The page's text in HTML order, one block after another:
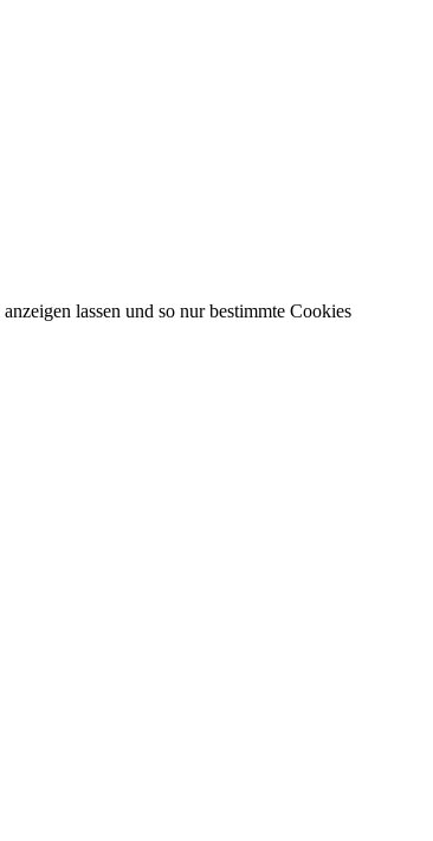
lassen und so nur bestimmte Cookies